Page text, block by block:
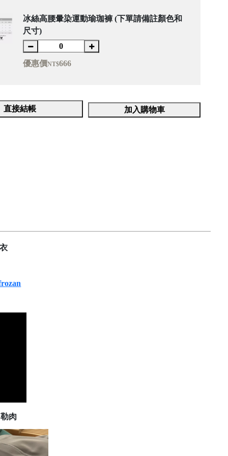
冰絲高腰暈染運動瑜珈褲 (下單請備註顏色和
尺寸)
優惠價NT$666
直接結帳 加入購物車
肉